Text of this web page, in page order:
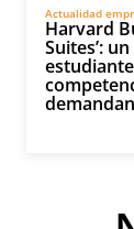
Actualidad
Harvard
Suites’: